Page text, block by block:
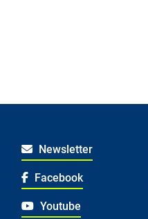
Newsletter
Facebook
Youtube